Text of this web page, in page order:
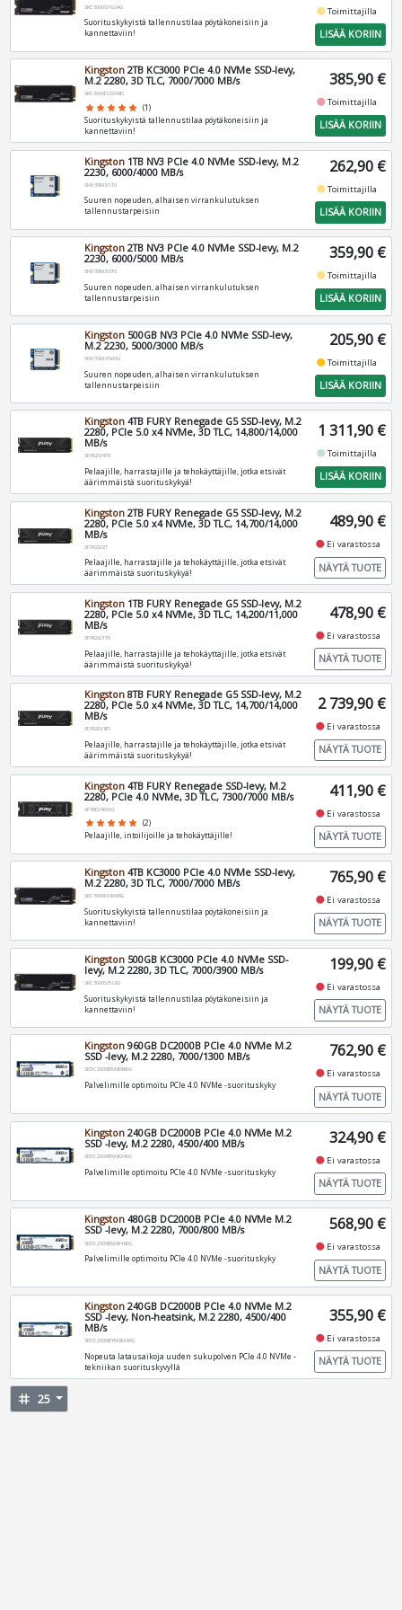
SKC3000S/1024G
Suorituskykyistä tallennustilaa pöytäkoneisiin ja
kannettaviin!
fiber_manual_recordToimittajilla
LISÄÄ KORIIN
Kingston 2TB KC3000 PCIe 4.0 NVMe SSD-levy,
M.2 2280, 3D TLC, 7000/7000 MB/s
SKC3000D/2048G
star star star star star (1)
Suorituskykyistä tallennustilaa pöytäkoneisiin ja
kannettaviin!
385,90 €
fiber_manual_recordToimittajilla
LISÄÄ KORIIN
Kingston 1TB NV3 PCIe 4.0 NVMe SSD-levy, M.2
2230, 6000/4000 MB/s
SNV3SM3/1T0
Suuren nopeuden, alhaisen virrankulutuksen
tallennustarpeisiin
262,90 €
fiber_manual_recordToimittajilla
LISÄÄ KORIIN
Kingston 2TB NV3 PCIe 4.0 NVMe SSD-levy, M.2
2230, 6000/5000 MB/s
SNV3SM3/2T0
Suuren nopeuden, alhaisen virrankulutuksen
tallennustarpeisiin
359,90 €
fiber_manual_recordToimittajilla
LISÄÄ KORIIN
Kingston 500GB NV3 PCIe 4.0 NVMe SSD-levy,
M.2 2230, 5000/3000 MB/s
SNV3SM3/500G
Suuren nopeuden, alhaisen virrankulutuksen
tallennustarpeisiin
205,90 €
fiber_manual_recordToimittajilla
LISÄÄ KORIIN
Kingston 4TB FURY Renegade G5 SSD-levy, M.2
2280, PCIe 5.0 x4 NVMe, 3D TLC, 14,800/14,000
MB/s
SFYR2S/4T0
Pelaajille, harrastajille ja tehokäyttäjille, jotka etsivät
äärimmäistä suorituskykyä!
1 311,90 €
fiber_manual_recordToimittajilla
LISÄÄ KORIIN
Kingston 2TB FURY Renegade G5 SSD-levy, M.2
2280, PCIe 5.0 x4 NVMe, 3D TLC, 14,700/14,000
MB/s
SFYR2S/2T
Pelaajille, harrastajille ja tehokäyttäjille, jotka etsivät
äärimmäistä suorituskykyä!
489,90 €
fiber_manual_record Ei varastossa
NÄYTÄ TUOTE
Kingston 1TB FURY Renegade G5 SSD-levy, M.2
2280, PCIe 5.0 x4 NVMe, 3D TLC, 14,200/11,000
MB/s
SFYR2S/1T0
Pelaajille, harrastajille ja tehokäyttäjille, jotka etsivät
äärimmäistä suorituskykyä!
478,90 €
fiber_manual_record Ei varastossa
NÄYTÄ TUOTE
Kingston 8TB FURY Renegade G5 SSD-levy, M.2
2280, PCIe 5.0 x4 NVMe, 3D TLC, 14,700/14,000
MB/s
SFYR2D/8T1
Pelaajille, harrastajille ja tehokäyttäjille, jotka etsivät
äärimmäistä suorituskykyä!
2 739,90 €
fiber_manual_record Ei varastossa
NÄYTÄ TUOTE
Kingston 4TB FURY Renegade SSD-levy, M.2
2280, PCIe 4.0 NVMe, 3D TLC, 7300/7000 MB/s
SFYRD/4000G
star star star star star (2)
Pelaajille, intoilijoille ja tehokäyttäjille!
411,90 €
fiber_manual_record Ei varastossa
NÄYTÄ TUOTE
Kingston 4TB KC3000 PCIe 4.0 NVMe SSD-levy,
M.2 2280, 3D TLC, 7000/7000 MB/s
SKC3000D/4096G
Suorituskykyistä tallennustilaa pöytäkoneisiin ja
kannettaviin!
765,90 €
fiber_manual_record Ei varastossa
NÄYTÄ TUOTE
Kingston 500GB KC3000 PCIe 4.0 NVMe SSD-
levy, M.2 2280, 3D TLC, 7000/3900 MB/s
SKC3000S/512G
Suorituskykyistä tallennustilaa pöytäkoneisiin ja
kannettaviin!
199,90 €
fiber_manual_record Ei varastossa
NÄYTÄ TUOTE
Kingston 960GB DC2000B PCIe 4.0 NVMe M.2
SSD -levy, M.2 2280, 7000/1300 MB/s
SEDC2000BM8/960G
Palvelimille optimoitu PCIe 4.0 NVMe -suorituskyky
762,90 €
fiber_manual_record Ei varastossa
NÄYTÄ TUOTE
Kingston 240GB DC2000B PCIe 4.0 NVMe M.2
SSD -levy, M.2 2280, 4500/400 MB/s
SEDC2000BM8/240G
Palvelimille optimoitu PCIe 4.0 NVMe -suorituskyky
324,90 €
fiber_manual_record Ei varastossa
NÄYTÄ TUOTE
Kingston 480GB DC2000B PCIe 4.0 NVMe M.2
SSD -levy, M.2 2280, 7000/800 MB/s
SEDC2000BM8/480G
Palvelimille optimoitu PCIe 4.0 NVMe -suorituskyky
568,90 €
fiber_manual_record Ei varastossa
NÄYTÄ TUOTE
Kingston 240GB DC2000B PCIe 4.0 NVMe M.2
SSD -levy, Non-heatsink, M.2 2280, 4500/400
MB/s
SEDC2000BYM8/240G
Nopeuta latausaikoja uuden sukupolven PCIe 4.0 NVMe -
tekniikan suorituskyvyllä
355,90 €
fiber_manual_record Ei varastossa
NÄYTÄ TUOTE
tag 25